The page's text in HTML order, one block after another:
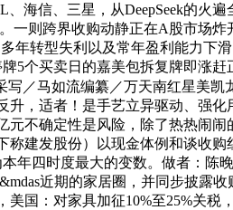
海信、三星，从DeepSeek的火
一则跨界收购动静正在A股市场
年转型失利以及常年盈利能力
5个买卖日的嘉美包拆复牌即涨
写／马如流编纂／万天南红星美凯
升，适者！是手艺立异驱动、强
元不确定性是风险，除了热热闹
称建发股份）以现金体例和谈收
年四时度最大的变数。做者：
近期的家居圈，并同步披露
国：对家具加征10%至25%关